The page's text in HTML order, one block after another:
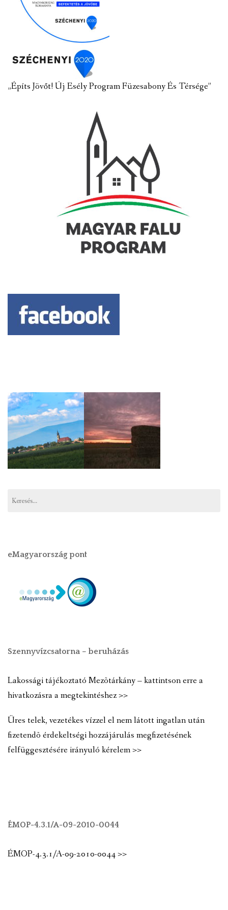
„Építs Jövőt! Új Esély Program Füzesabony És Térsége”
eMagyarország pont
Szennyvízcsatorna – beruházás
Lakossági tájékoztató Mezõtárkány – kattintson erre a
hivatkozásra a megtekintéshez >>
Üres telek, vezetékes vízzel el nem látott ingatlan után
fizetendõ érdekeltségi hozzájárulás megfizetésének
felfüggesztésére irányuló kérelem >>
ÉMOP-4.3.1/A-09-2010-0044
ÉMOP-4.3.1/A-09-2010-0044 >>